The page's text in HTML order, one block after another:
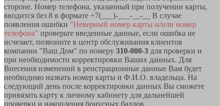
стороне. Номер телефона, указанный при получении карты,
вводится без 8 в формате +7(___)-___-__-__ В случае
появления ошибки "Неверный номер карты и/или номер
телефона" проверьте введенные данные, если ошибка не
исчезает, позвоните в центр обслуживания клиентов
компании "Ваш Дом" по номеру 310-000-3 для проверки и
при необходимости корректировки Ваших данных. Для
Внесения изменений в реистрационные данные Вам будет
необходимо назвать номер карты и Ф.И.О. владельца. На
следующий день после корректировки данных Вы сможете
привязать карту к личному кабинету для дальнейшей
проверки и накопления бонусных баллов.